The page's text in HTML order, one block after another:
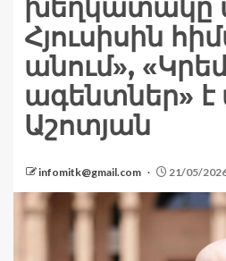
խեղկատակը
Հյուսիսին
անում»,
ագենտներ» է
Աշոտյան
infomitk@gmail.com 21/05/